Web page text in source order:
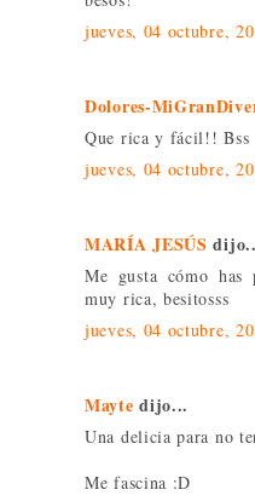
jueves, 04 octubre,
Dolores-
Que rica y fácil!! Bss
jueves, 04 octubre,
MARÍA JESÚS
Me gusta cómo has
muy rica, besitosss
jueves, 04 octubre,
Mayte dijo...
Una delicia para no
Me fascina :D